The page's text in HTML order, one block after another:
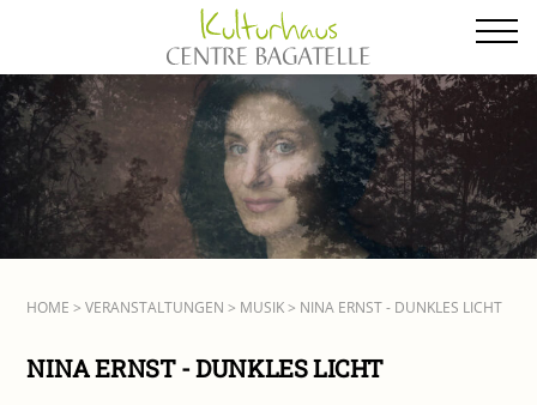
Zum
Inhalt
springen
HOME >VERANSTALTUNGEN > MUSIK> NINA ERNST - DUNKLES LICHT
NINA ERNST - DUNKLES LICHT